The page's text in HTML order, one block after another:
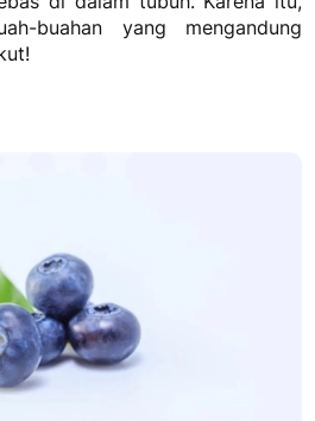
buahan yang mengandung